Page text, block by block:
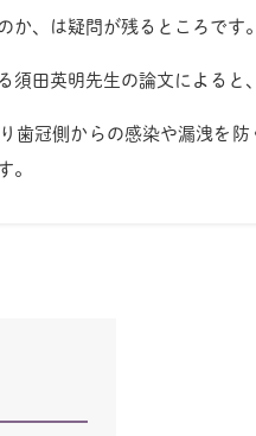
か、は疑問が残るところです。
須田英明先生の論文によると
歯冠側からの感染や漏洩を
。